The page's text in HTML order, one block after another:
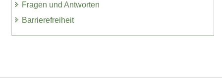
Fragen und Antworten
Barrierefreiheit